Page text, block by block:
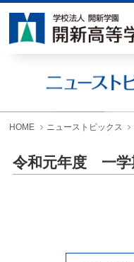
HOME ニューストピックス
令和元年度 一学
HOME
緊急連絡
ニューストピック
学校生活